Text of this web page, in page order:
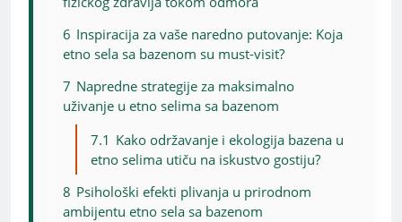
6 Inspiracija za vaše naredno putovanje: Koja
etno sela sa bazenom su must-visit?
7 Napredne strategije za maksimalno
uživanje u etno selima sa bazenom
7.1 Kako održavanje i ekologija bazena u
etno selima utiču na iskustvo gostiju?
8 Psihološki efekti plivanja u prirodnom
ambijentu etno sela sa bazenom